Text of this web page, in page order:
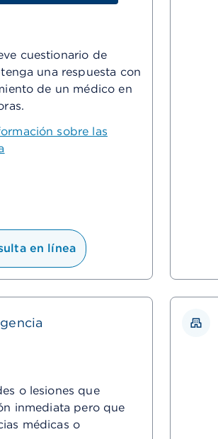
cuestionario de
una respuesta con
de un médico en
sobre las
en línea
o lesiones que
inmediata pero que
médicas o